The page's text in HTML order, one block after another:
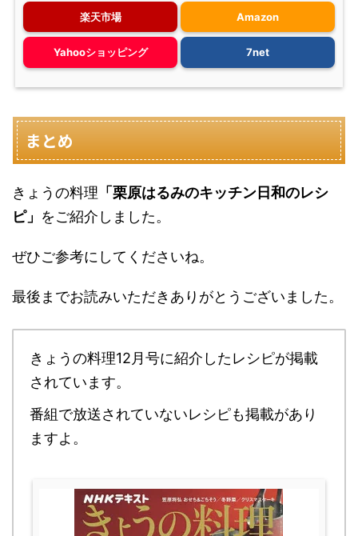
楽天市場 Amazon
Yahooショッピング 7net
まとめ
きょうの料理 「栗原はるみのキッチン日和のレシ
ピ」 をご紹介しました。
ぜひご参考にしてくださいね。
最後までお読みいただきありがとうございました。
きょうの料理12月号に紹介したレシピが掲載
されています。
番組で放送されていないレシピも掲載があり
ますよ。